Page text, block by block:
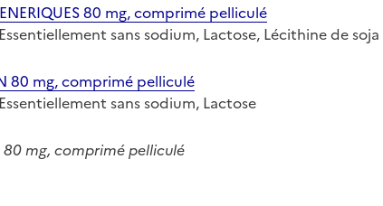
80 mg, comprimé pelliculé
sans sodium, Lactose, Lécithine de soja
80 mg, comprimé pelliculé
sans sodium, Lactose
80 mg, comprimé pelliculé